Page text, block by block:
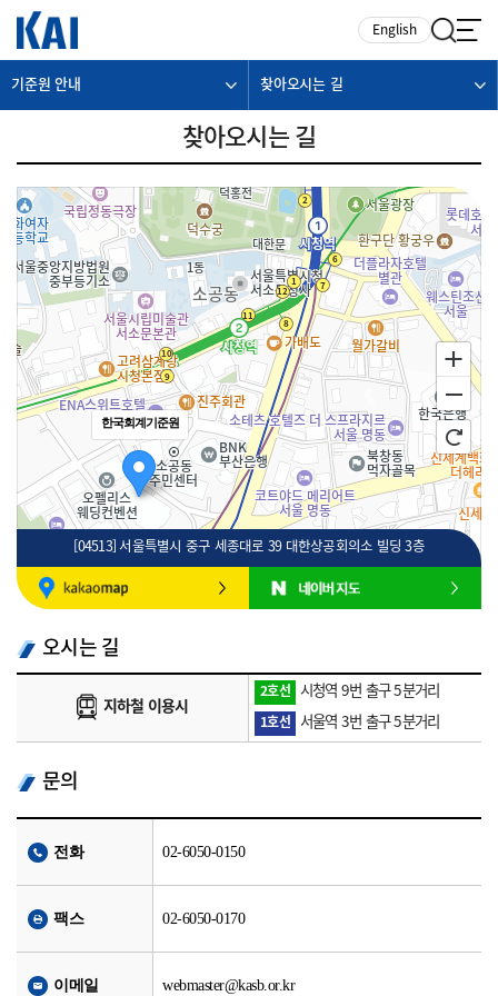
English
기준원 안내 찾아오시는 길
찾아오시는 길
한국회계기준원
100m
[04513] 서울특별시 중구 세종대로 39 대한상공회의소 빌딩 3층
오시는 길
지하철 이용시
2호선 시청역 9번 출구 5분거리
1호선 서울역 3번 출구 5분거리
문의
전화 02-6050-0150
팩스 02-6050-0170
이메일 webmaster@kasb.or.kr